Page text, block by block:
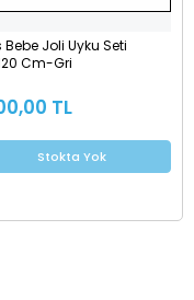
Bebe Joli Uyku Seti
Cm-Gri
TL
Stokta Yok